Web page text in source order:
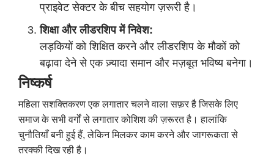
प्राइवेट सेक्टर के बीच सहयोग ज़रूरी है।
शिक्षा और लीडरशिप में निवेश:
लड़कियों को शिक्षित करने और लीडरशिप के मौकों को
बढ़ावा देने से एक ज़्यादा समान और मज़बूत भविष्य बनेगा।
निष्कर्ष
महिला सशक्तिकरण एक लगातार चलने वाला सफ़र है जिसके लिए
समाज के सभी वर्गों से लगातार कोशिश की ज़रूरत है। हालांकि
चुनौतियाँ बनी हुई हैं, लेकिन मिलकर काम करने और जागरूकता से
तरक्की दिख रही है।